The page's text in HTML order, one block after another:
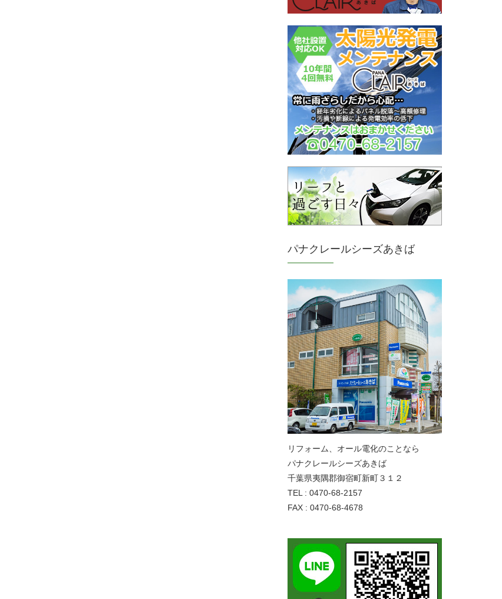
パナクレールシーズあきば
リフォーム、オール電化のことなら
パナクレールシーズあきば
千葉県夷隅郡御宿町新町３１２
TEL : 0470-68-2157
FAX : 0470-68-4678